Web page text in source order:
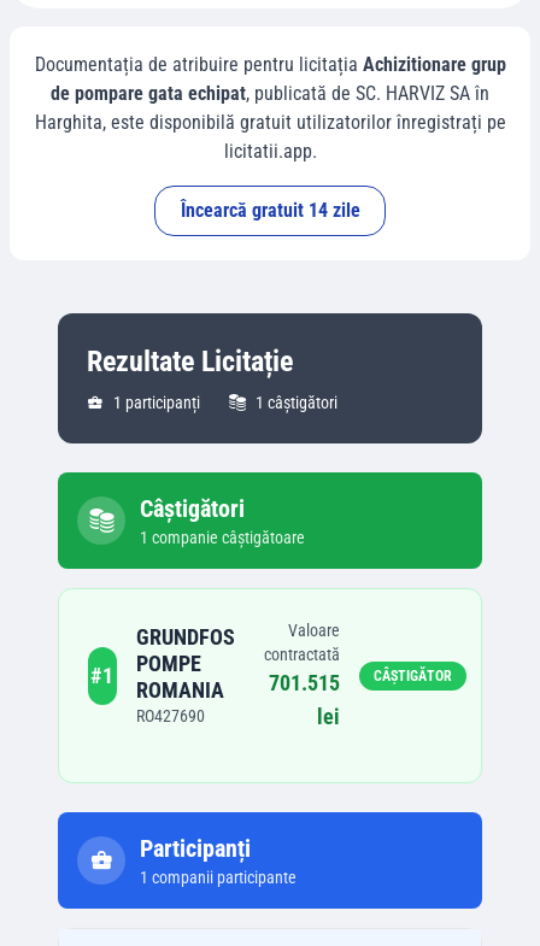
Documentația de atribuire pentru licitația Achizitionare grup
de pompare gata echipat, publicată de SC. HARVIZ SA în
Harghita, este disponibilă gratuit utilizatorilor înregistrați pe
licitatii.app.
Încearcă gratuit 14 zile
Rezultate Licitație
1 participanți 1 câștigători
Câștigători
1 companie câștigătoare
#1
GRUNDFOS
POMPE
ROMANIA
RO427690
Valoare
contractată
701.515
lei
CÂȘTIGĂTOR
Participanți
1 companii participante